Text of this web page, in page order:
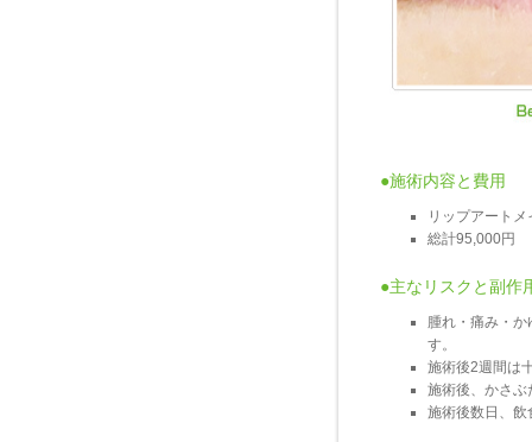
●施術内容と費用
リップアート
総計95,000円
●主なリスクと副作
腫れ・痛み・
す。
施術後2週間は
施術後、かさぶ
施術後数日、飲